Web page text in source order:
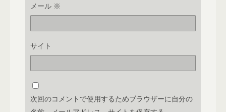
メール ※
サイト
次回のコメントで使用するためブラウザーに自分の